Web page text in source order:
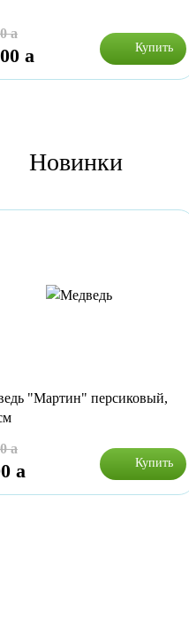
a
a Купить
Новинки
"Мартин" персиковый,
a
a Купить